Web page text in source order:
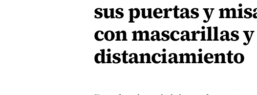
sus puertas y
con mascarillas y
distanciamiento